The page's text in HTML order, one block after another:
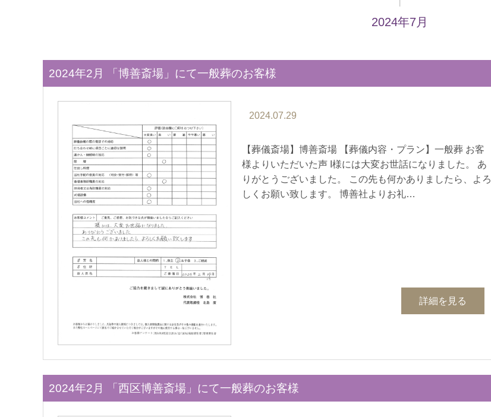
2024年7月
2024年2月 「博善斎場」にて一般葬のお客様
2024.07.29
【葬儀斎場】博善斎場 【葬儀内容・プラン】一般葬 お客
様よりいただいた声 I様には大変お世話になりました。 あ
りがとうございました。 この先も何かありましたら、よろ
しくお願い致します。 博善社よりお礼…
詳細を見る
2024年2月 「西区博善斎場」にて一般葬のお客様